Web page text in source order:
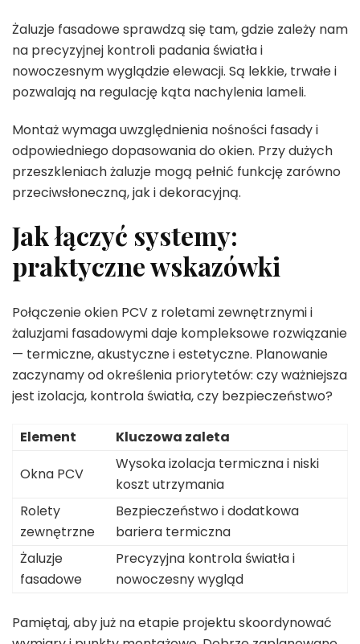
Żaluzje fasadowe sprawdzą się tam, gdzie zależy nam
na precyzyjnej kontroli padania światła i
nowoczesnym wyglądzie elewacji. Są lekkie, trwałe i
pozwalają na regulację kąta nachylenia lameli.
Montaż wymaga uwzględnienia nośności fasady i
odpowiedniego dopasowania do okien. Przy dużych
przeszkleniach żaluzje mogą pełnić funkcję zarówno
przeciwsłoneczną, jak i dekoracyjną.
Jak łączyć systemy:
praktyczne wskazówki
Połączenie okien PCV z roletami zewnętrznymi i
żaluzjami fasadowymi daje kompleksowe rozwiązanie
— termiczne, akustyczne i estetyczne. Planowanie
zaczynamy od określenia priorytetów: czy ważniejsza
jest izolacja, kontrola światła, czy bezpieczeństwo?
Element
Kluczowa zaleta
Okna PCV
Wysoka izolacja termiczna i niski
koszt utrzymania
Rolety
zewnętrzne
Bezpieczeństwo i dodatkowa
bariera termiczna
Żaluzje
fasadowe
Precyzyjna kontrola światła i
nowoczesny wygląd
Pamiętaj, aby już na etapie projektu skoordynować